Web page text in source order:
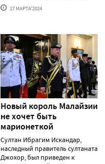
17 МАРТА'2024
Новый король Малайзии
не хочет быть
марионеткой
Султан Ибрагим Искандар,
наследный правитель султаната
Джохор, был приведен к